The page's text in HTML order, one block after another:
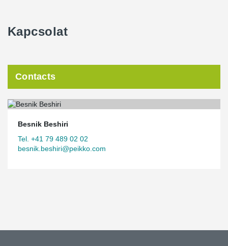
Kapcsolat
Contacts
Besnik Beshiri
Tel. +41 79 489 02 02
besnik.beshiri@peikko.com